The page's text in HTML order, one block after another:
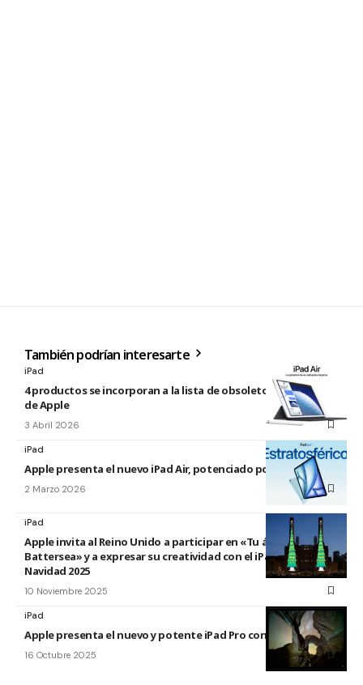
También podrían interesarte
iPad
4 productos se incorporan a la lista de obsoletos y antiguos
de Apple
3 Abril 2026
iPad
Apple presenta el nuevo iPad Air, potenciado por el M4
2 Marzo 2026
iPad
Apple invita al Reino Unido a participar en «Tu árbol en
Battersea» y a expresar su creatividad con el iPad esta
Navidad 2025
10 Noviembre 2025
iPad
Apple presenta el nuevo y potente iPad Pro con el chip M5
16 Octubre 2025